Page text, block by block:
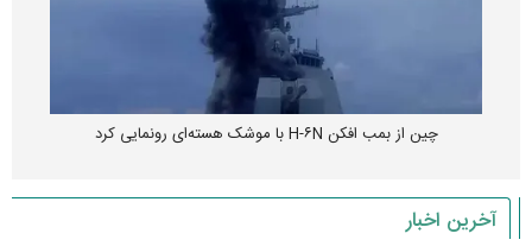
چین از بمب افکن H-۶N با موشک هسته‌ای رونمایی کرد
آخرین اخبار